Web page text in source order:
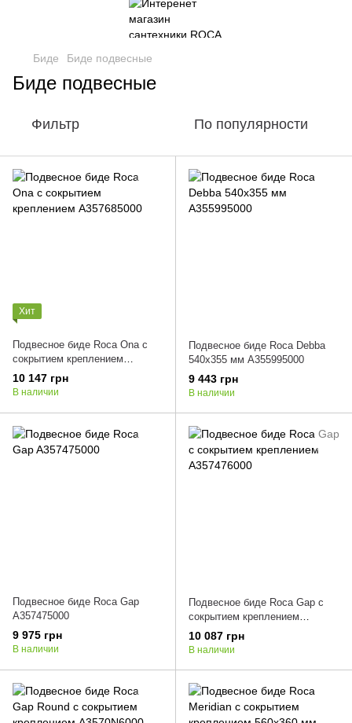
Биде Биде подвесные
Биде подвесные
Фильтр По популярности
Хит
Подвесное биде Roca Ona с
сокрытием креплением
A357685000
10 147 грн
В наличии
Подвесное биде Roca Debba
540х355 мм A355995000
9 443 грн
В наличии
Подвесное биде Roca Gap
A357475000
9 975 грн
В наличии
Подвесное биде Roca Gap с
сокрытием креплением
A357476000
10 087 грн
В наличии